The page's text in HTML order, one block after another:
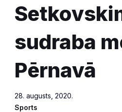
sudraba
Pērnavā
28. augusts, 2020.
Sports